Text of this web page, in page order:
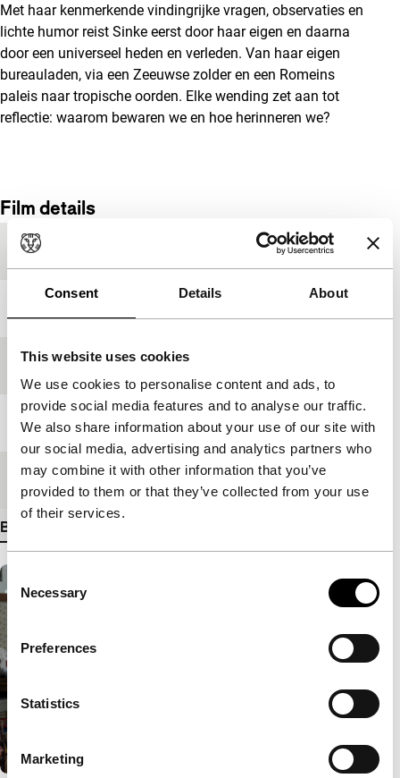
Consent Details About
This website uses cookies
We use cookies to personalise content and ads, to
provide social media features and to analyse our traffic.
We also share information about your use of our site with
our social media, advertising and analytics partners who
may combine it with other information that you’ve
provided to them or that they’ve collected from your use
of their services.
Selection
Necessary
Preferences
Statistics
Marketing
Met haar kenmerkende vindingrijke vragen, observaties en
lichte humor reist Sinke eerst door haar eigen en daarna
door een universeel heden en verleden. Van haar eigen
bureauladen, via een Zeeuwse zolder en een Romeins
paleis naar tropische oorden. Elke wending zet aan tot
reflectie: waarom bewaren we en hoe herinneren we?
Film details
Productieland
Festivaleditie IFFR 2018
Lengte 90'
Medium/FormaatDCP
Bekijk meer details